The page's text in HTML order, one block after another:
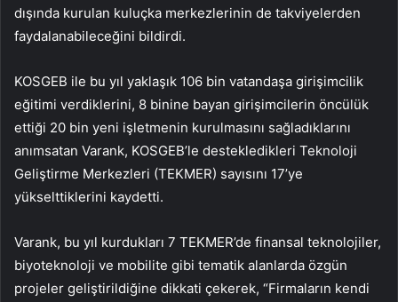
dışında kurulan kuluçka merkezlerinin de takviyelerden
faydalanabileceğini bildirdi.
KOSGEB ile bu yıl yaklaşık 106 bin vatandaşa girişimcilik
eğitimi verdiklerini, 8 binine bayan girişimcilerin öncülük
ettiği 20 bin yeni işletmenin kurulmasını sağladıklarını
anımsatan Varank, KOSGEB’le destekledikleri Teknoloji
Geliştirme Merkezleri (TEKMER) sayısını 17’ye
yükselttiklerini kaydetti.
Varank, bu yıl kurdukları 7 TEKMER’de finansal teknolojiler,
biyoteknoloji ve mobilite gibi tematik alanlarda özgün
projeler geliştirildiğine dikkati çekerek, “Firmaların kendi